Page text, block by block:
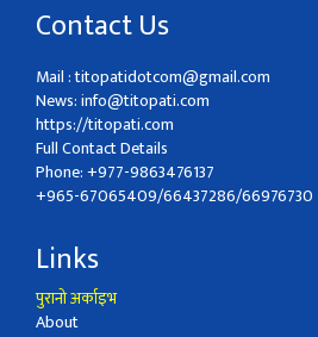
Contact Us
Mail :titopatidotcom@gmail.com
News:info@titopati.com
https://titopati.com
Full Contact Details
Phone: +977-9863476137
+965-67065409/66437286/66976730
Links
पुरानो अर्काइभ
About